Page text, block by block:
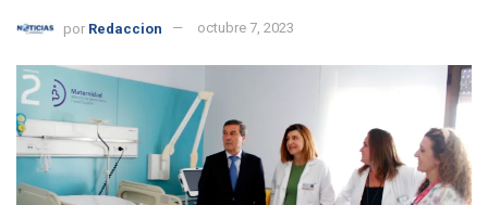
por Redaccion octubre 7, 2023